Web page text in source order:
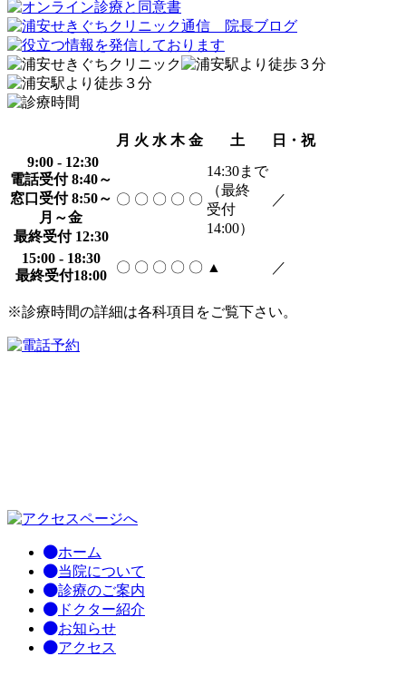
月 火 水 木 金 土
日・祝
9:00 - 12:30
電話受付 8:40～
窓口受付 8:50～
月～金
最終受付 12:30
〇 〇 〇 〇 〇
14:30まで
（最終
受付
14:00）
／
15:00 - 18:30
最終受付18:00
〇 〇 〇 〇 〇 ▲ ／
※診療時間の詳細は各科項目をご覧下さい。
ホーム
当院について
診療のご案内
ドクター紹介
お知らせ
アクセス